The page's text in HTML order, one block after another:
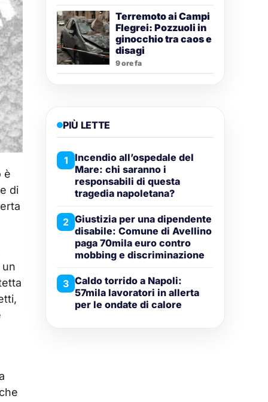
è
di
un
Terremoto ai Campi
Flegrei: Pozzuoli in
ginocchio tra caos e
disagi
9 ore fa
PIÙ LETTE
1
Incendio all’ospedale del
Mare: chi saranno i
responsabili di questa
tragedia napoletana?
2 Giustizia per una dipendente
disabile: Comune di Avellino
paga 70mila euro contro
mobbing e discriminazione
3 Caldo torrido a Napoli:
57mila lavoratori in allerta
per le ondate di calore